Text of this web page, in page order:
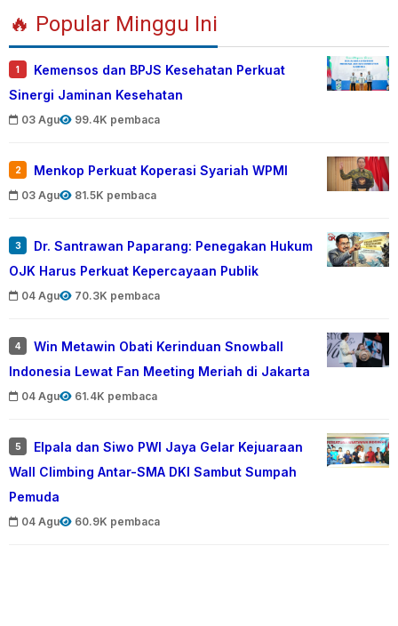
🔥 Popular Minggu Ini
1
Kemensos dan BPJS Kesehatan Perkuat
Sinergi Jaminan Kesehatan
03 Agu 99.4K pembaca
2 Menkop Perkuat Koperasi Syariah WPMI
03 Agu 81.5K pembaca
3
Dr. Santrawan Paparang: Penegakan Hukum
OJK Harus Perkuat Kepercayaan Publik
04 Agu 70.3K pembaca
4
Win Metawin Obati Kerinduan Snowball
Indonesia Lewat Fan Meeting Meriah di Jakarta
04 Agu 61.4K pembaca
5
Elpala dan Siwo PWI Jaya Gelar Kejuaraan
Wall Climbing Antar-SMA DKI Sambut Sumpah
Pemuda
04 Agu 60.9K pembaca